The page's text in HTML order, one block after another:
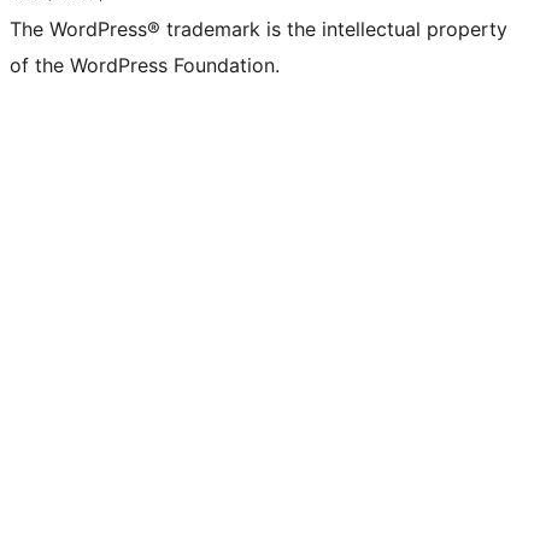
The WordPress® trademark is the intellectual property
of the WordPress Foundation.